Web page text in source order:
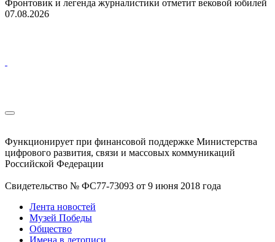
Фронтовик и легенда журналистики отметит вековой юбилей
07.08.2026
Функционирует при финансовой поддержке Министерства
цифрового развития, связи и массовых коммуникаций
Российской Федерации
Свидетельство № ФС77-73093 от 9 июня 2018 года
Лента новостей
Музей Победы
Общество
Имена в летописи